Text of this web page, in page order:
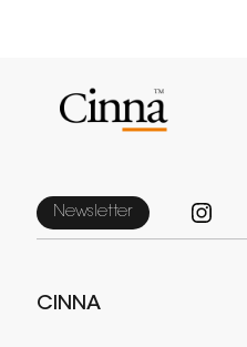
Newsletter
CINNA